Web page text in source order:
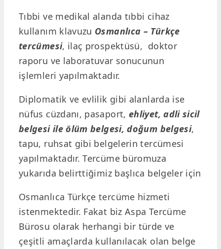
Tıbbi ve medikal alanda tıbbi cihaz
kullanım klavuzu Osmanlıca – Türkçe
tercümesi, ilaç prospektüsü, doktor
raporu ve laboratuvar sonucunun
işlemleri yapılmaktadır.
Diplomatik ve evlilik gibi alanlarda ise
nüfus cüzdanı, pasaport, ehliyet, adli sicil
belgesi ile ölüm belgesi, doğum belgesi,
tapu, ruhsat gibi belgelerin tercümesi
yapılmaktadır. Tercüme büromuza
yukarıda belirttiğimiz başlıca belgeler için
Osmanlıca Türkçe tercüme hizmeti
istenmektedir. Fakat biz Aspa Tercüme
Bürosu olarak herhangi bir türde ve
çeşitli amaçlarda kullanılacak olan belge